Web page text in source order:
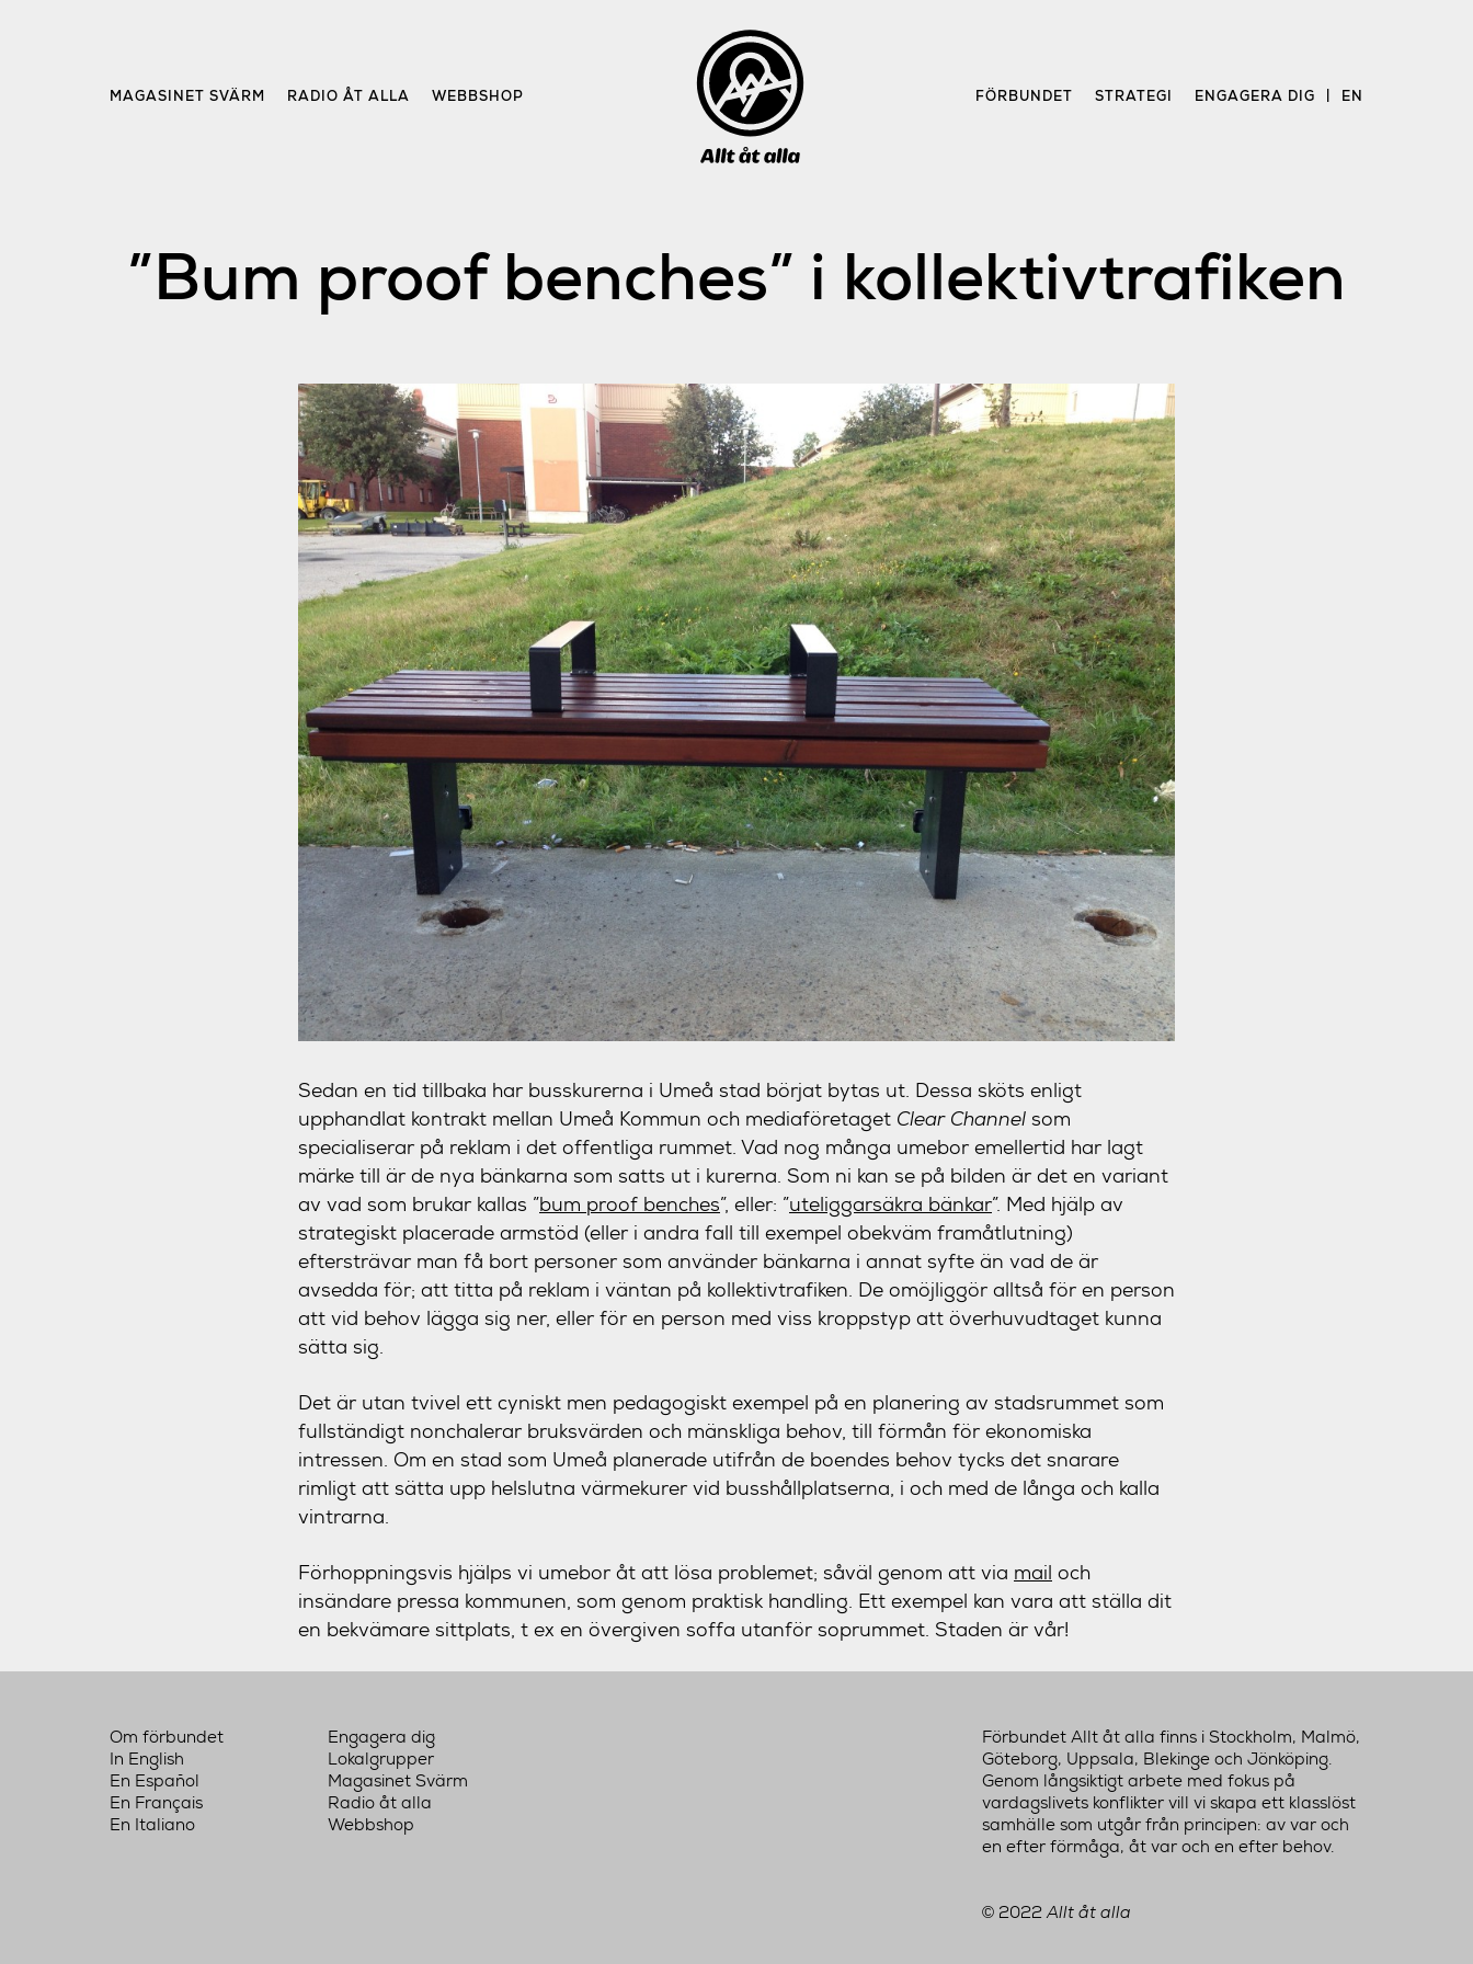
MAGASINET SVÄRM RADIO ÅT ALLA WEBBSHOP FÖRBUNDET STRATEGI ENGAGERA DIG EN
”Bum proof benches” i kollektivtrafiken
Sedan en tid tillbaka har busskurerna i Umeå stad börjat bytas ut. Dessa sköts enligt
upphandlat kontrakt mellan Umeå Kommun och mediaföretaget Clear Channel som
specialiserar på reklam i det offentliga rummet. Vad nog många umebor emellertid har lagt
märke till är de nya bänkarna som satts ut i kurerna. Som ni kan se på bilden är det en variant
av vad som brukar kallas ”bum proof benches”, eller: ”uteliggarsäkra bänkar”. Med hjälp av
strategiskt placerade armstöd (eller i andra fall till exempel obekväm framåtlutning)
eftersträvar man få bort personer som använder bänkarna i annat syfte än vad de är
avsedda för; att titta på reklam i väntan på kollektivtrafiken. De omöjliggör alltså för en person
att vid behov lägga sig ner, eller för en person med viss kroppstyp att överhuvudtaget kunna
sätta sig.
Det är utan tvivel ett cyniskt men pedagogiskt exempel på en planering av stadsrummet som
fullständigt nonchalerar bruksvärden och mänskliga behov, till förmån för ekonomiska
intressen. Om en stad som Umeå planerade utifrån de boendes behov tycks det snarare
rimligt att sätta upp helslutna värmekurer vid busshållplatserna, i och med de långa och kalla
vintrarna.
Förhoppningsvis hjälps vi umebor åt att lösa problemet; såväl genom att via mail och
insändare pressa kommunen, som genom praktisk handling. Ett exempel kan vara att ställa dit
en bekvämare sittplats, t ex en övergiven soffa utanför soprummet. Staden är vår!
Om förbundet
In English
En Español
En Français
En Italiano
Engagera dig
Lokalgrupper
Magasinet Svärm
Radio åt alla
Webbshop
Förbundet Allt åt alla finns i Stockholm, Malmö,
Göteborg, Uppsala, Blekinge och Jönköping.
Genom långsiktigt arbete med fokus på
vardagslivets konflikter vill vi skapa ett klasslöst
samhälle som utgår från principen: av var och
en efter förmåga, åt var och en efter behov.
© 2022Allt åt alla